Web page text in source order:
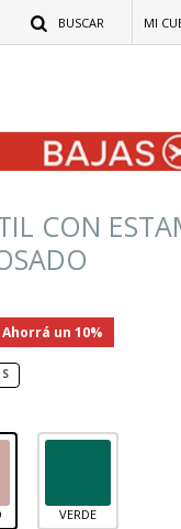
CON
10
VERDE